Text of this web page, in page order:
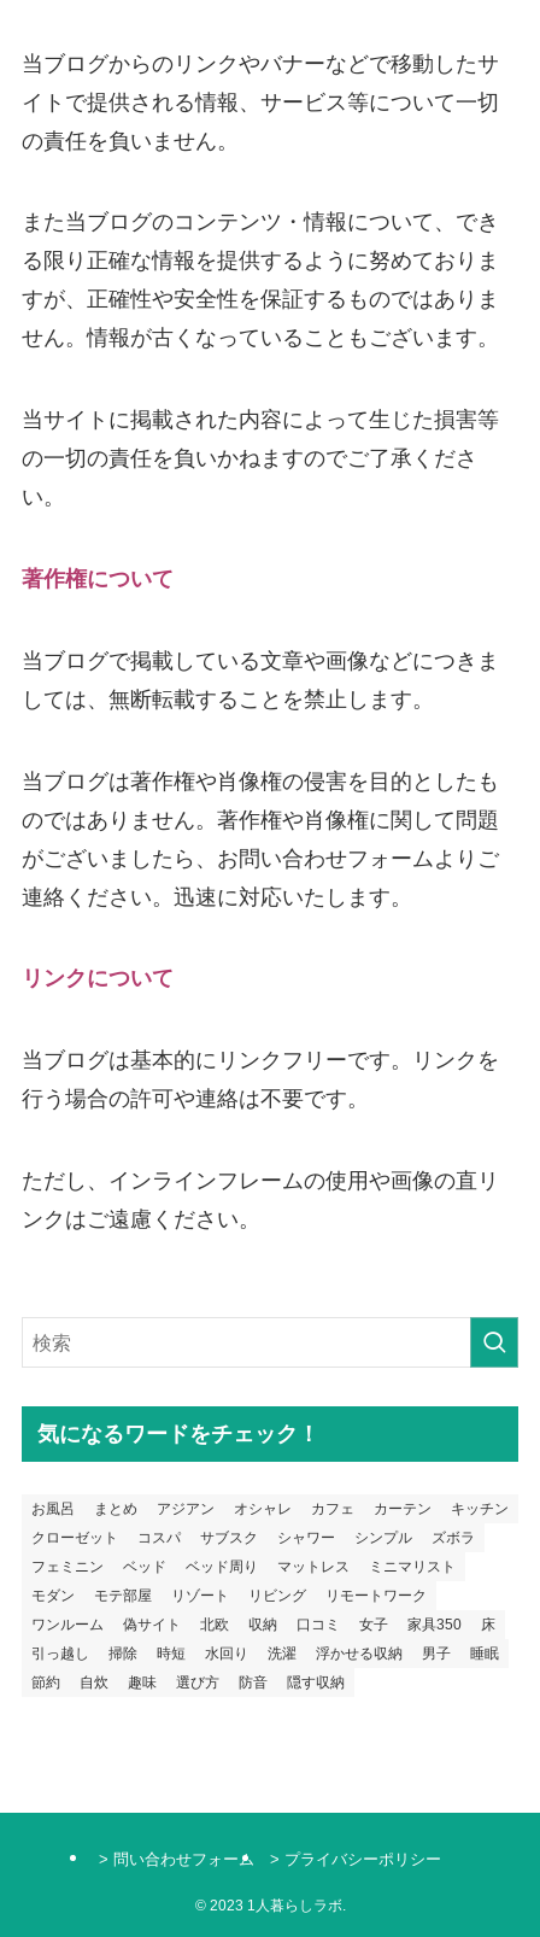
当ブログからのリンクやバナーなどで移動したサ
イトで提供される情報、サービス等について一切
の責任を負いません。
また当ブログのコンテンツ・情報について、でき
る限り正確な情報を提供するように努めておりま
すが、正確性や安全性を保証するものではありま
せん。情報が古くなっていることもございます。
当サイトに掲載された内容によって生じた損害等
の一切の責任を負いかねますのでご了承くださ
い。
著作権について
当ブログで掲載している文章や画像などにつきま
しては、無断転載することを禁止します。
当ブログは著作権や肖像権の侵害を目的としたも
のではありません。著作権や肖像権に関して問題
がございましたら、お問い合わせフォームよりご
連絡ください。迅速に対応いたします。
リンクについて
当ブログは基本的にリンクフリーです。リンクを
行う場合の許可や連絡は不要です。
ただし、インラインフレームの使用や画像の直リ
ンクはご遠慮ください。
気になるワードをチェック！
お風呂 まとめ アジアン オシャレ カフェ カーテン
キッチン
クローゼット
コスパ サブスク シャワー シンプル
ズボラ
フェミニン
ベッド ベッド周り マットレス
ミニマリスト
モダン
モテ部屋 リゾート リビング
リモートワーク
ワンルーム
偽サイト 北欧 収納 口コミ 女子 家具350
床
引っ越し
掃除 時短 水回り 洗濯 浮かせる収納 男子
睡眠
節約
自炊 趣味 選び方 防音 隠す収納
> 問い合わせフォーム > プライバシーポリシー
©2023 1人暮らしラボ.